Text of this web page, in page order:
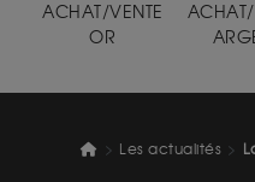
ACHAT/VENTE
OR
ACHAT/
Les actualités